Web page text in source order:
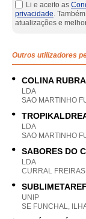
Li e aceito as
privacidade.
atualizações e
Outros utilizadores
COLINA
LDA
SAO MARTINHO
LDA
SAO MARTINHO
SABORES DO
LDA
CURRAL
UNIP
SE FUNCHAL,